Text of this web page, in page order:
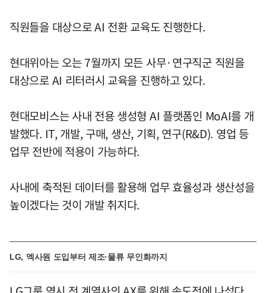
직원들을 대상으로 AI 전환 교육도 진행한다.
현대위아는 오는 7월까지 모든 사무·연구직군 직원을
대상으로 AI 리터러시 교육을 진행하고 있다.
현대모비스는 사내 전용 생성형 AI 플랫폼인 MoAI를 개
발했다. IT, 개발, 구매, 생산, 기획, 연구(R&D). 영업 등
업무 전반에 적용이 가능하다.
사내에 축적된 데이터를 활용해 업무 효율성과 생산성을
높이겠다는 것이 개발 취지다.
LG, 엑사원 도입부터 제조·물류 무인화까지